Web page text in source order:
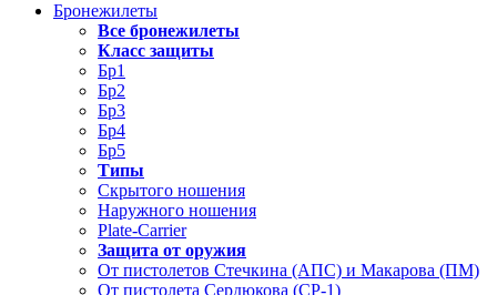
Бронежилеты
Все бронежилеты
Класс защиты
Бр1
Бр2
Бр3
Бр4
Бр5
Типы
Скрытого ношения
Наружного ношения
Plate-Carrier
Защита от оружия
От пистолетов Стечкина (АПС) и Макарова (ПМ)
От пистолета Сердюкова (СР-1)